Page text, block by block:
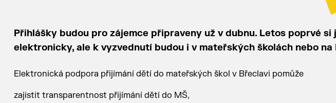
Přihlášky budou pro zájemce připraveny už v dubnu. Letos poprvé
elektronicky, ale k vyzvednutí budou i v mateřských školách nebo na
Elektronická podpora přijímání dětí do mateřských škol v Břeclavi pomůže
zajistit transparentnost přijímání dětí do MŠ,